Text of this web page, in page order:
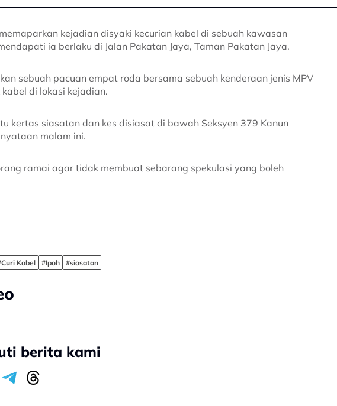
kejadian disyaki kecurian kabel di sebuah kawasan
ia berlaku di Jalan Pakatan Jaya, Taman Pakatan Jaya.
sebuah pacuan empat roda bersama sebuah kenderaan jenis MPV
di lokasi kejadian.
kertas siasatan dan kes disiasat di bawah Seksyen 379 Kanun
malam ini.
ramai agar tidak membuat sebarang spekulasi yang boleh
Kabel #Ipoh #siasatan
berita kami